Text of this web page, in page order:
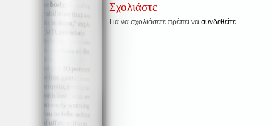
Σχολιάστε
Για να σχολιάσετε πρέπει να συνδεθείτε.